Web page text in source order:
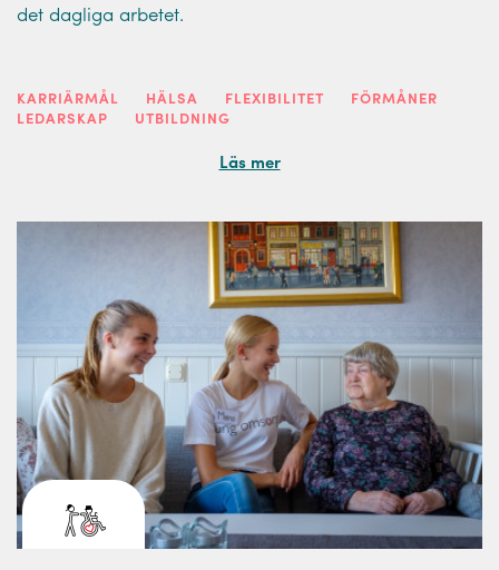
det dagliga arbetet.
KARRIÄRMÅL HÄLSA FLEXIBILITET
FÖRMÅNER
LEDARSKAP
UTBILDNING
Läs mer